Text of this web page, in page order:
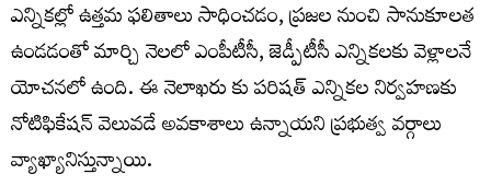
ఎన్నికల్లో ఉత్తమ ఫలితాలు సాధించడం, ప్రజల నుంచి సానుకూలత
ఉండడంతో మార్చి నెలలో ఎంపీటీసీ, జెడ్పీటీసీ ఎన్నికలకు వెళ్లాలనే
యోచనలో ఉంది. ఈ నెలాఖరు కు పరిషత్ ఎన్నికల నిర్వహణకు
నోటిఫికేషన్ వెలువడే అవకాశాలు ఉన్నాయని ప్రభుత్వ వర్గాలు
వ్యాఖ్యానిస్తున్నాయి.